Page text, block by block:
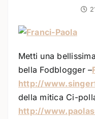
Metti una
bella Fodblogger –
http://
della mitica Ci-
http://